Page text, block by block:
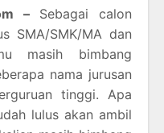
– Sebagai calon
SMA/SMK/MA dan
masih bimbang
nama jurusan
tinggi. Apa
lulus akan ambil